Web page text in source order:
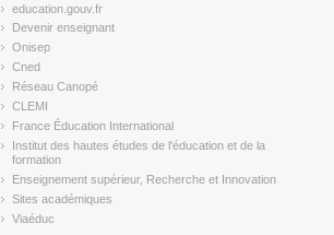
education.gouv.fr
(link is external)
Devenir enseignant
(link is external)
Onisep
(link is external)
Cned
(link is external)
Réseau Canopé
(link is external)
CLEMI
(link is external)
France Éducation International
(link is external)
Institut des hautes études de l'éducation et de la
formation
(link is external)
Enseignement supérieur, Recherche et Innovation
(link is external)
Sites académiques
(link is external)
Viaéduc